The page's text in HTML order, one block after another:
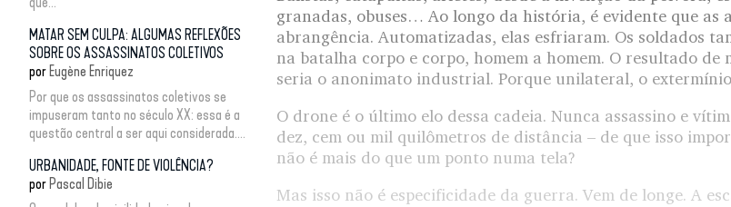
MATAR SEM CULPA: ALGUMAS REFLEXÕES
SOBRE OS ASSASSINATOS COLETIVOS
por Eugène Enriquez
Por que os assassinatos coletivos se
impuseram tanto no século XX: essa é a
questão central a ser aqui considerada....
URBANIDADE, FONTE DE VIOLÊNCIA?
por Pascal Dibie
granadas, obuses… Ao longo da história, é evidente que as
abrangência. Automatizadas, elas esfriaram. Os soldados
na batalha corpo e corpo, homem a homem. O resultado de
seria o anonimato industrial. Porque unilateral, o
O drone é o último elo dessa cadeia. Nunca assassino e
dez, cem ou mil quilômetros de distância – de que isso
não é mais do que um ponto numa tela?
Mas isso não é especificidade da guerra. Vem de longe. A